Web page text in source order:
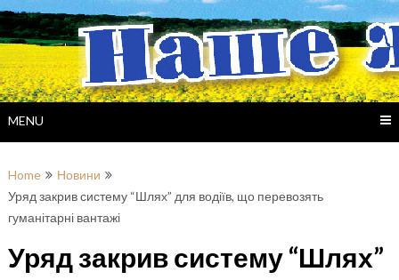
Skip
to
content
MENU
Home
Новини
Уряд закрив систему “Шлях” для водіїв, що перевозять
гуманітарні вантажі
Уряд закрив систему “Шлях”